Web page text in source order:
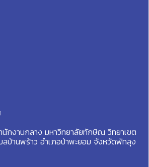
นักงานกลาง มหาวิทยาลัยทักษิณ วิทยาเขต
บ้านพร้าว อำเภอป่าพะยอม จังหวัดพัทลุง